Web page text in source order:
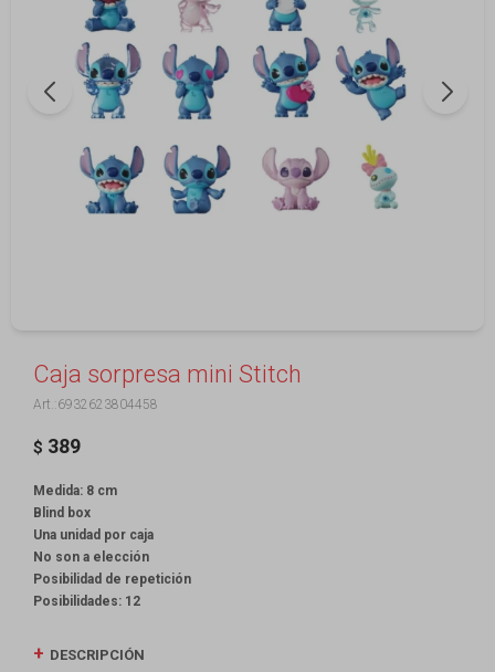
Caja sorpresa mini Stitch
6932623804458
$ 389
Medida: 8 cm
Blind box
Una unidad por caja
No son a elección
Posibilidad de repetición
Posibilidades: 12
DESCRIPCIÓN